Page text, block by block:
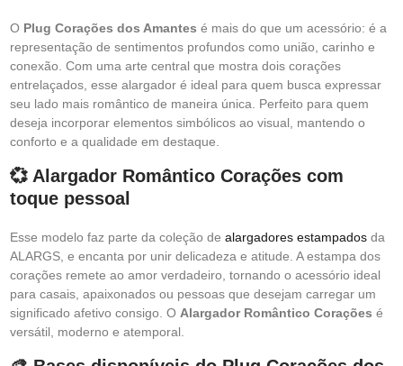
O Plug Corações dos Amantes é mais do que um acessório: é a
representação de sentimentos profundos como união, carinho e
conexão. Com uma arte central que mostra dois corações
entrelaçados, esse alargador é ideal para quem busca expressar
seu lado mais romântico de maneira única. Perfeito para quem
deseja incorporar elementos simbólicos ao visual, mantendo o
conforto e a qualidade em destaque.
💞 Alargador Romântico Corações com
toque pessoal
Esse modelo faz parte da coleção de alargadores estampados da
ALARGS, e encanta por unir delicadeza e atitude. A estampa dos
corações remete ao amor verdadeiro, tornando o acessório ideal
para casais, apaixonados ou pessoas que desejam carregar um
significado afetivo consigo. O Alargador Romântico Corações é
versátil, moderno e atemporal.